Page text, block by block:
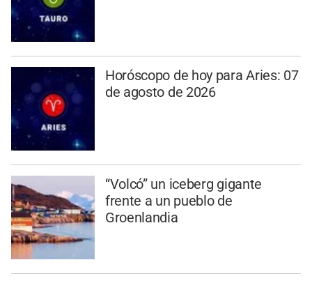
Horóscopo de hoy para Aries: 07
de agosto de 2026
“Volcó” un iceberg gigante
frente a un pueblo de
Groenlandia